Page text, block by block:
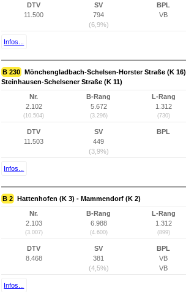
DTV
11.500
SV
794
(6,9%)
BPL
VB
Infos...
B 230 Mönchengladbach-Schelsen-Horster Straße (K
Steinhausen-Schelsener Straße (K 11)
Nr.
2.102
(10.504)
B-Rang
5.672
(3.296)
L-Rang
1.312
(730)
DTV
11.503
SV
449
(3,9%)
BPL
Infos...
B 2 Hattenhofen (K 3) - Mammendorf (K 2)
Nr.
2.103
(3.007)
B-Rang
6.988
(4.600)
L-Rang
1.312
(899)
DTV
8.468
SV
381
(4,5%)
BPL
VB
VB
Infos...